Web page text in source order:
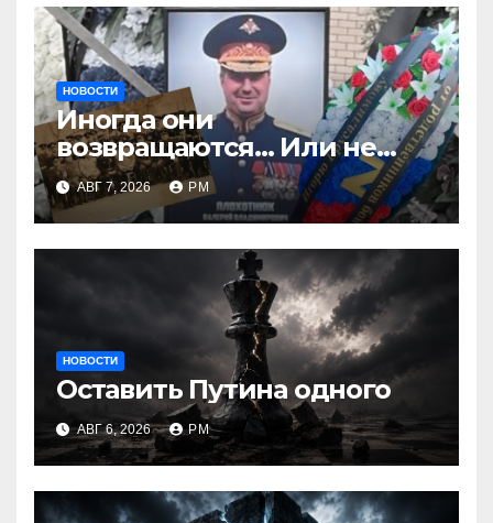
НОВОСТИ
Иногда они
возвращаются… Или не
возвращаются
АВГ 7, 2026 РМ
НОВОСТИ
Оставить Путина одного
АВГ 6, 2026 РМ